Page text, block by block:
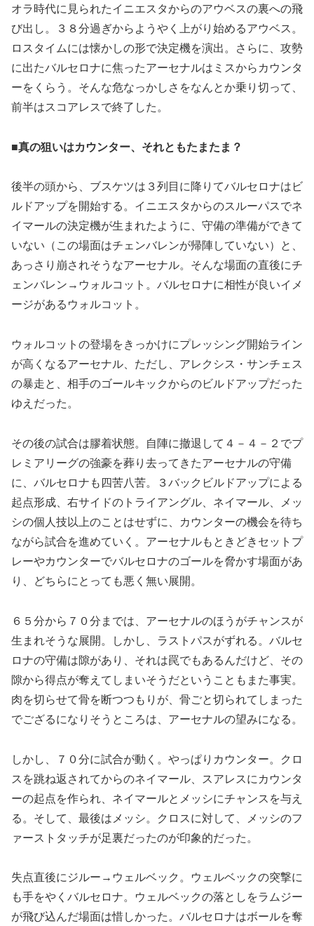
オラ時代に見られたイニエスタからのアウベスの裏への飛
び出し。３８分過ぎからようやく上がり始めるアウベス。
ロスタイムには懐かしの形で決定機を演出。さらに、攻勢
に出たバルセロナに焦ったアーセナルはミスからカウンタ
ーをくらう。そんな危なっかしさをなんとか乗り切って、
前半はスコアレスで終了した。
■真の狙いはカウンター、それともたまたま？
後半の頭から、ブスケツは３列目に降りてバルセロナはビ
ルドアップを開始する。イニエスタからのスルーパスでネ
イマールの決定機が生まれたように、守備の準備ができて
いない（この場面はチェンバレンが帰陣していない）と、
あっさり崩されそうなアーセナル。そんな場面の直後にチ
ェンバレン→ウォルコット。バルセロナに相性が良いイメ
ージがあるウォルコット。
ウォルコットの登場をきっかけにプレッシング開始ライン
が高くなるアーセナル、ただし、アレクシス・サンチェス
の暴走と、相手のゴールキックからのビルドアップだった
ゆえだった。
その後の試合は膠着状態。自陣に撤退して４－４－２でプ
レミアリーグの強豪を葬り去ってきたアーセナルの守備
に、バルセロナも四苦八苦。３バックビルドアップによる
起点形成、右サイドのトライアングル、ネイマール、メッ
シの個人技以上のことはせずに、カウンターの機会を待ち
ながら試合を進めていく。アーセナルもときどきセットプ
レーやカウンターでバルセロナのゴールを脅かす場面があ
り、どちらにとっても悪く無い展開。
６５分から７０分までは、アーセナルのほうがチャンスが
生まれそうな展開。しかし、ラストパスがずれる。バルセ
ロナの守備は隙があり、それは罠でもあるんだけど、その
隙から得点が奪えてしまいそうだということもまた事実。
肉を切らせて骨を断つつもりが、骨ごと切られてしまった
でござるになりそうところは、アーセナルの望みになる。
しかし、７０分に試合が動く。やっぱりカウンター。クロ
スを跳ね返されてからのネイマール、スアレスにカウンタ
ーの起点を作られ、ネイマールとメッシにチャンスを与え
る。そして、最後はメッシ。クロスに対して、メッシのフ
ァーストタッチが足裏だったのが印象的だった。
失点直後にジルー→ウェルベック。ウェルベックの突撃に
も手をやくバルセロナ。ウェルベックの落としをラムジー
が飛び込んだ場面は惜しかった。バルセロナはボールを奪